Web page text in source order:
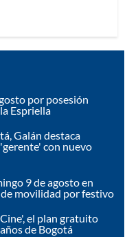
por posesión
Espriella
Galán destaca
con nuevo
9 de agosto en
movilidad por festivo
el plan gratuito
de Bogotá